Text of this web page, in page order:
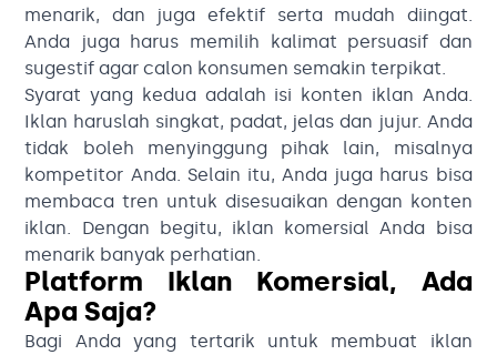
menarik, dan juga efektif serta mudah diingat.
Anda juga harus memilih kalimat persuasif dan
sugestif agar calon konsumen semakin terpikat.
Syarat yang kedua adalah isi konten iklan Anda.
Iklan haruslah singkat, padat, jelas dan jujur. Anda
tidak boleh menyinggung pihak lain, misalnya
kompetitor Anda. Selain itu, Anda juga harus bisa
membaca tren untuk disesuaikan dengan konten
iklan. Dengan begitu, iklan komersial Anda bisa
menarik banyak perhatian.
Platform Iklan Komersial, Ada
Apa Saja?
Bagi Anda yang tertarik untuk membuat iklan